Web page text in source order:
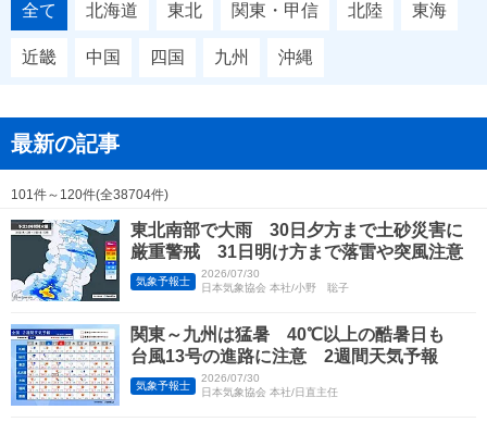
全て 北海道 東北 関東・甲信 北陸 東海
近畿 中国 四国 九州 沖縄
最新の記事
101件～120件(全38704件)
東北南部で大雨 30日夕方まで土砂災害に
厳重警戒 31日明け方まで落雷や突風注意
気象予報士
2026/07/30
日本気象協会 本社/小野 聡子
関東～九州は猛暑 40℃以上の酷暑日も
台風13号の進路に注意 2週間天気予報
気象予報士
2026/07/30
日本気象協会 本社/日直主任